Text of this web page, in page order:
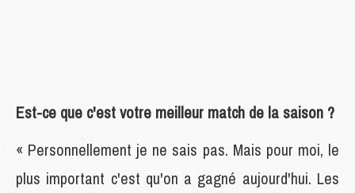
Est-ce que c'est votre meilleur match de la saison ?
« Personnellement je ne sais pas. Mais pour moi, le
plus important c'est qu'on a gagné aujourd'hui. Les